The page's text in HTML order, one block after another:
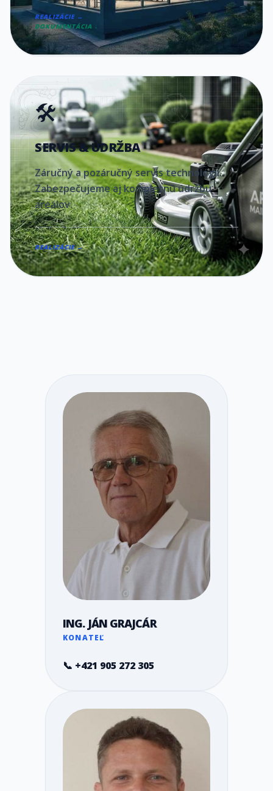
REALIZÁCIE →
DOKUMENTÁCIA ↓
🛠️
SERVIS & ÚDRŽBA
Záručný a pozáručný servis technológií.
Zabezpečujeme aj kompletnú údržbu
areálov.
REALIZÁCIE →
ING. JÁN GRAJCÁR
KONATEĽ
📞 +421 905 272 305